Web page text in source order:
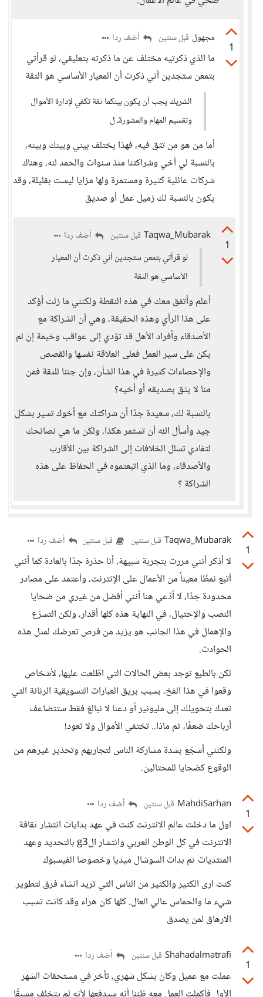
1
مجهول قبل سنتين أضف ردا
ما الذي ذكرتيه مختلف عن ما ذكرته بتعليقي، لو قرأتي
بتمعن ستجدين أني ذكرت أن المعيار الأساسي هو الثقة
الشريك يجب أن يكون بينكما ثقة تكفي لإدارة الأموال
وتقسيم المهام والمشورةـ ل
أما من هو من تثق فيه، فهذا يختلف بيني وبينك وبينه،
بالنسبة لي أخي وشراكتنا منذ سنوات والحمد لله، وهناك
شركات عائلية كثيرة ومستمرة ولها مزايا ليست بقليلة، وقد
يكون بالنسبة لك زميل عمل أو صديق
1
Taqwa_Mubarak قبل سنتين
أضف ردا
لو قرأتي بتمعن ستجدين أني ذكرت أن المعيار
الأساسي هو الثقة
أعلم وأتفق معك في هذه النقطة ولكنني ما زلت أؤكد
على هذا الرأي وهذه الحقيقة، وهي أن الشراكة مع
الأصدقاء وأفراد الأهل قد تؤدي إلى عواقب وخيمة إن لم
يكن على سير العمل فعلى العلاقة نفسها والقصص
والإحصاءات كثيرة في هذا الشأن، وإن جئنا للثقة فمن
منا لا يثق بصديقه أو أخيه؟
بالنسبة لك، سعيدة جدًا أن شراكتك مع أخوك تسير بشكل
جيد وأسأل الله أن تستمر هكذا، ولكن ما هي نصائحك
لتفادي تسلل الخلافات إلى الشراكة بين الأقارب
والأصدقاء، وما الذي اتبعتموه في الحفاظ على هذه
الشراكة ؟
1
Taqwa_Mubarak قبل سنتين قبل سنتين أضف ردا
لا أذكر أنني مررت بتجربة شبيهة، أنا حذرة جدًا بالعادة كما أنني
أتبع نمطًا معيناً من الأعمال على الإنترنت، وأعتمد على مصادر
محدودة جدًا، لا أدّعي هنا أنني أفضل من غيري من ضحايا
النصب والإحتيال، في النهاية هذه كلها أقدار، ولكن التسرّع
والإهمال في هذا الجانب هو يزيد من فرص تعرضك لمثل هذه
الحوادث.
لكن بالطبع توجد بعض الحالات التي اطّلعت عليها، لأشخاص
وقعوا في هذا الفخ، بسبب بريق العبارات التسويقية الرنانة التي
تعدك بتحويلك إلى مليونير أو دعنا لا نبالغ فقط ستتضاعف
أرباحك ضعفًا، ثم ماذا.. تختفي الأموال ولا تعود!
ولكنني أشجّع بشدة مشاركة الناس لتجاربهم وتحذير غيرهم من
الوقوع كضحايا للمحتالين.
1
MahdiSarhan قبل سنتين أضف ردا
اول ما دخلت عالم الانترنت كنت في عهد بدايات انتشار ثقافة
الانترنت في كل الوطن العربي وانتشار الg3 بالتحديد وعهد
المنتديات ثم بدات السوشال ميديا وخصوصا الفيسبوك
كنت ارى الكثير والكثير من الناس التي تريد انشاء فرق لتطوير
شيء ما والحماس عالي العال. كلها كان هراء وقد كانت تسبب
الارهاق لمن يصدق
1
Shahadalmatrafi قبل سنتين أضف ردا
عملت مع عميل وكان بشكل شهري، تأخر في مستحقات الشهر